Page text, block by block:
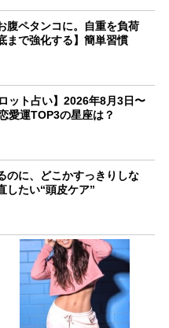
腹ペタンコに。自重を負荷
まで強化する】簡単習慣
ット占い】2026年8月3日〜
愛運TOP3の星座は？
のに、どこかすっきりしな
したい“頭皮ケア”